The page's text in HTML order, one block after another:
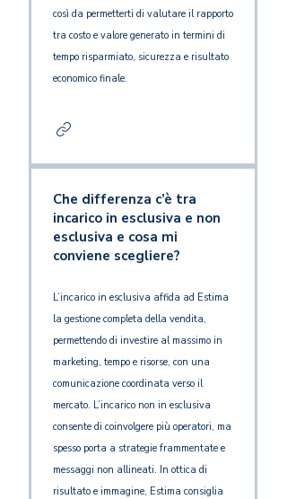
così da permetterti di valutare il rapporto
tra costo e valore generato in termini di
tempo risparmiato, sicurezza e risultato
economico finale.
Che differenza c’è tra
incarico in esclusiva e non
esclusiva e cosa mi
conviene scegliere?
L’incarico in esclusiva affida ad Estima
la gestione completa della vendita,
permettendo di investire al massimo in
marketing, tempo e risorse, con una
comunicazione coordinata verso il
mercato. L’incarico non in esclusiva
consente di coinvolgere più operatori, ma
spesso porta a strategie frammentate e
messaggi non allineati. In ottica di
risultato e immagine, Estima consiglia